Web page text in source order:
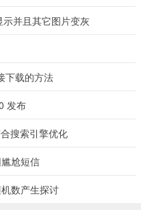
。
。
键方便上手。
开发，注重代码效率，系统资
并且其它图片变灰
下载的方法
发布
搜索引擎优化
尬短信
数产生探讨